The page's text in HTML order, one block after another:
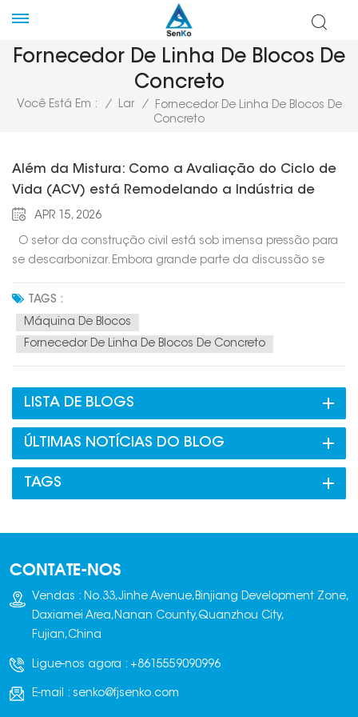
Fornecedor De Linha De Blocos De
Concreto
Você Está Em : / Lar /
Fornecedor De Linha De Blocos De
Concreto
Além da Mistura: Como a Avaliação do Ciclo de
Vida (ACV) está Remodelando a Indústria de
Blocos de Concreto
APR 15, 2026
O setor da construção civil está sob imensa pressão para
se descarbonizar. Embora grande parte da discussão se
concreto — o pilar da alvenaria moderna — está passando
por uma revolução silenciosa. Para medir a verdadeira
sustentabilidade, o setor está recorrendo à Avaliação do
Ciclo de Vida (ACV). Mas a ACV não é apenas uma
está mudando fundamentalmente o que esses produtores
concreto. Eis como funciona a Avaliação do Ciclo de Vida
(ACV) para produtos de concreto e por que suas máquinas
agora são uma variável fundamental na equação
ambiental. O que é a Análise do Ciclo de Vida (ACV) para
14040/14044, ela divide a vida útil do bloco em cinco
matéria-prima (cimento, agregados) e transporte para a
(Estágio de Utilização): A vida útil operacional do edifício
Demolição e esmagamento.5. D (Benefícios): Potencial para
TAGS :
Máquina De Blocos
Fornecedor De Linha De Blocos De Concreto
LISTA DE BLOGS
ÚLTIMAS NOTÍCIAS DO BLOG
TAGS
CONTATE-NOS
Vendas : No.33,Jinhe Avenue,Binjiang Development Zone,
Daxiamei Area,Nanan County,Quanzhou City,
Fujian,China
Ligue-nos agora : +8615559090996
E-mail : senko@fjsenko.com